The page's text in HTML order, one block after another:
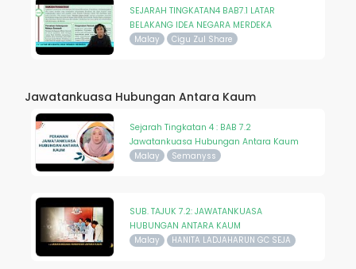
SEJARAH TINGKATAN4 BAB7.1 LATAR
BELAKANG IDEA NEGARA MERDEKA
Malay Cigu Zul Share
Jawatankuasa Hubungan Antara Kaum
Sejarah Tingkatan 4 : BAB 7.2
Jawatankuasa Hubungan Antara Kaum
Malay Semanyss
SUB. TAJUK 7.2: JAWATANKUASA
HUBUNGAN ANTARA KAUM
Malay HANITA LADJAHARUN GC SEJA